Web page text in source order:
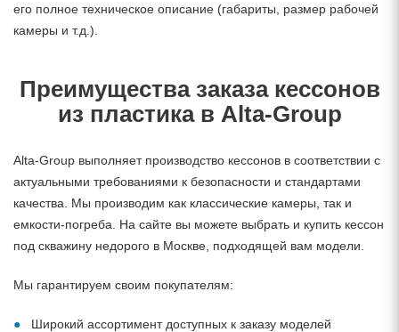
его полное техническое описание (габариты, размер рабочей
камеры и т.д.).
Преимущества заказа кессонов
из пластика в Alta-Group
Alta-Group выполняет производство кессонов в соответствии с
актуальными требованиями к безопасности и стандартами
качества. Мы производим как классические камеры, так и
емкости-погреба. На сайте вы можете выбрать и купить кессон
под скважину недорого в Москве, подходящей вам модели.
Мы гарантируем своим покупателям:
Широкий ассортимент доступных к заказу моделей